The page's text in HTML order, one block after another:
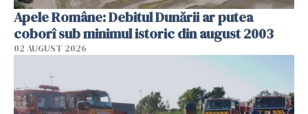
Apele Române: Debitul Dunării ar putea
coborî sub minimul istoric din august 2003
02 AUGUST 2026